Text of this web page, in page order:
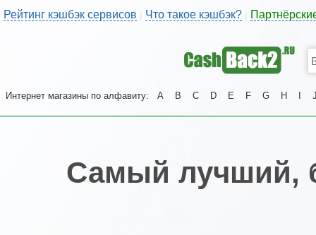
Рейтинг кэшбэк сервисов | Что такое кэшбэк?
Интернет магазины по алфавиту: A B C D E F G H
Самый лучший,